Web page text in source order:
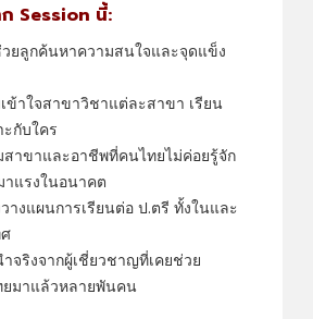
ก Session นี้:
ยลูกค้นหาความสนใจและจุดแข็ง
ข้าใจสาขาวิชาแต่ละสาขา เรียน
ะกับใคร
าขาและอาชีพที่คนไทยไม่ค่อยรู้จัก
าแรงในอนาคต
างแผนการเรียนต่อ ป.ตรี ทั้งในและ
จริงจากผู้เชี่ยวชาญที่เคยช่วย
ยมาแล้วหลายพันคน